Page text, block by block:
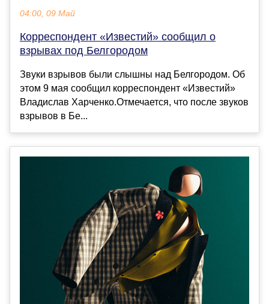
04:00, 09 Май
Корреспондент «Известий» сообщил о
взрывах под Белгородом
Звуки взрывов были слышны над Белгородом. Об
этом 9 мая сообщил корреспондент «Известий»
Владислав Харченко.Отмечается, что после звуков
взрывов в Бе...